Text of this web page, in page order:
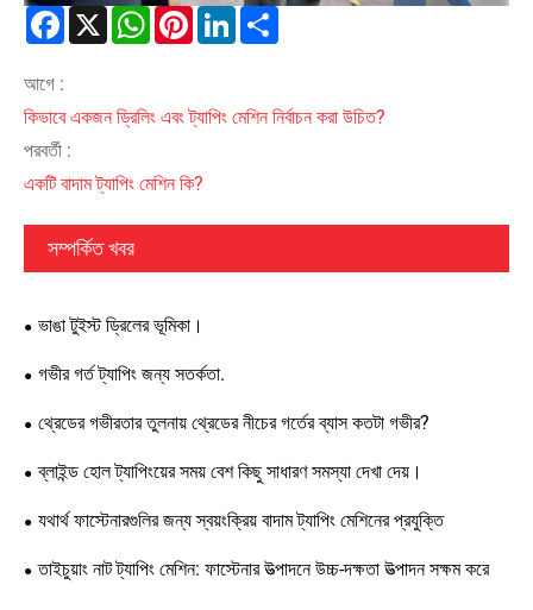
Facebook
X WhatsAppPinterestLinkedIn
আগে :
কিভাবে একজন ড্রিলিং এবং ট্যাপিং মেশিন নির্বাচন করা উচিত?
পরবর্তী :
একটি বাদাম ট্যাপিং মেশিন কি?
সম্পর্কিত খবর
ভাঙা টুইস্ট ড্রিলের ভূমিকা।
গভীর গর্ত ট্যাপিং জন্য সতর্কতা.
থ্রেডের গভীরতার তুলনায় থ্রেডের নীচের গর্তের ব্যাস কতটা গভীর?
ব্লাইন্ড হোল ট্যাপিংয়ের সময় বেশ কিছু সাধারণ সমস্যা দেখা দেয়।
যথার্থ ফাস্টেনারগুলির জন্য স্বয়ংক্রিয় বাদাম ট্যাপিং মেশিনের প্রযুক্তি
তাইচুয়াং নাট ট্যাপিং মেশিন: ফাস্টেনার উত্পাদনে উচ্চ-দক্ষতা উত্পাদন সক্ষম করে